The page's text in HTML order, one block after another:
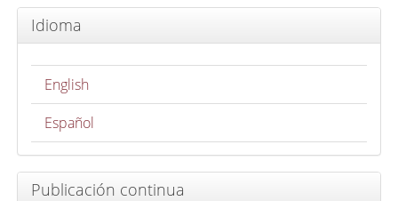
Idioma
English
Español
Publicación continua